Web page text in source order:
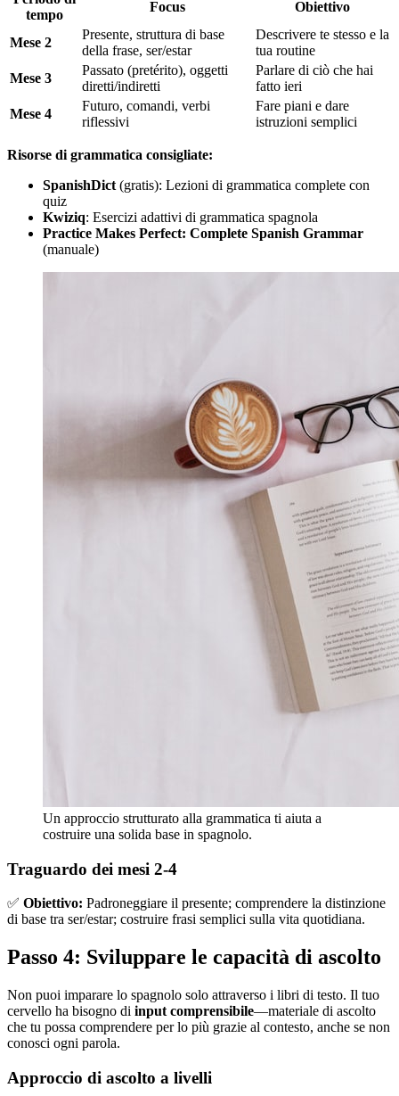
tempo
Focus Obiettivo
Mese 2
Presente, struttura di base
della frase, ser/estar
Descrivere te stesso e la
tua routine
Mese 3
Passato (pretérito), oggetti
diretti/indiretti
Parlare di ciò che hai
fatto ieri
Mese 4
Futuro, comandi, verbi
riflessivi
Fare piani e dare
istruzioni semplici
Risorse di grammatica consigliate:
SpanishDict (gratis): Lezioni di grammatica complete con
quiz
Kwiziq: Esercizi adattivi di grammatica spagnola
Practice Makes Perfect: Complete Spanish Grammar
(manuale)
Un approccio strutturato alla grammatica ti aiuta a
costruire una solida base in spagnolo.
Traguardo dei mesi 2-4
✅ Obiettivo: Padroneggiare il presente; comprendere la distinzione
di base tra ser/estar; costruire frasi semplici sulla vita quotidiana.
Passo 4: Sviluppare le capacità di ascolto
Non puoi imparare lo spagnolo solo attraverso i libri di testo. Il tuo
cervello ha bisogno di input comprensibile—materiale di ascolto
che tu possa comprendere per lo più grazie al contesto, anche se non
conosci ogni parola.
Approccio di ascolto a livelli